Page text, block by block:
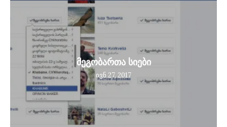
მეგობართა სიები
ივნ 27, 2017